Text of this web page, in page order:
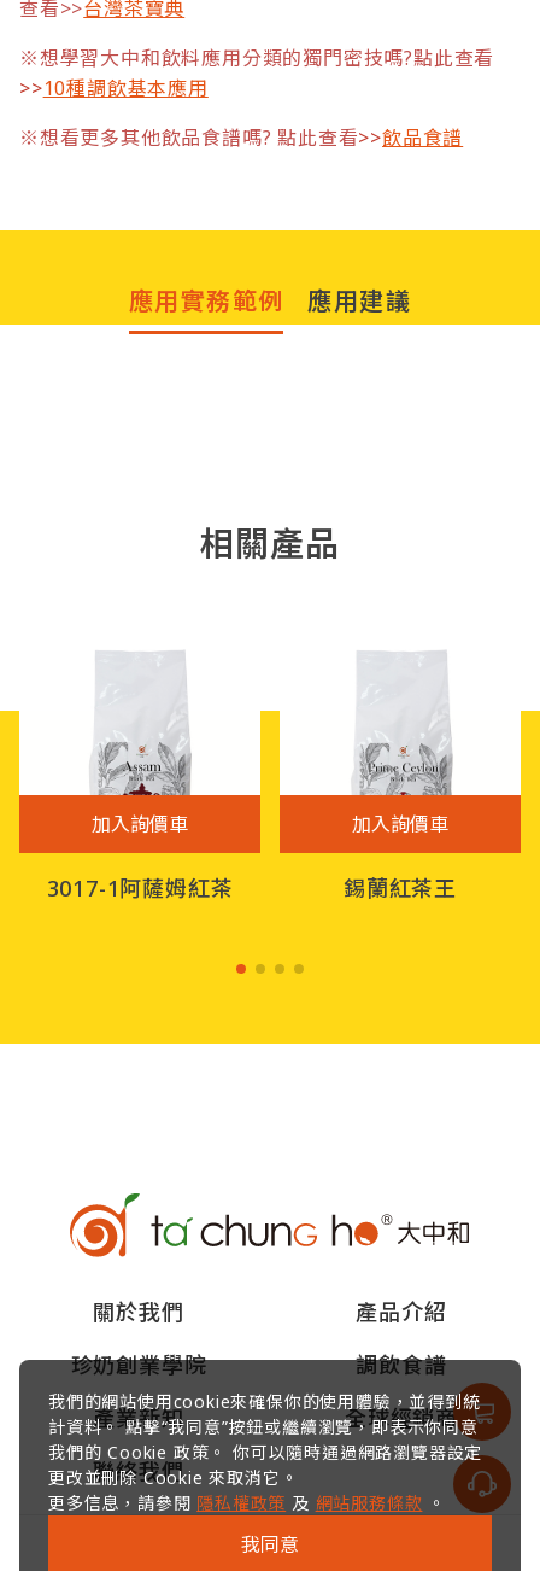
查看>>台灣茶寶典
※想學習大中和飲料應用分類的獨門密技嗎?點此查看
>>10種調飲基本應用
※想看更多其他飲品食譜嗎? 點此查看>>飲品食譜
應用實務範例
應用建議
相關產品
加入詢價車
3017-1阿薩姆紅茶
加入詢價車
錫蘭紅茶王
關於我們
產品介紹
珍奶創業學院
調飲食譜
產業新知
全球經銷商
聯絡我們
我們的網站使用cookie來確保你的使用體驗，並得到統
計資料。 點擊“我同意”按鈕或繼續瀏覽，即表示你同意
我們的 Cookie 政策。 你可以隨時通過網路瀏覽器設定
更改並刪除 Cookie 來取消它。
更多信息，請參閱 隱私權政策 及 網站服務條款 。
我同意